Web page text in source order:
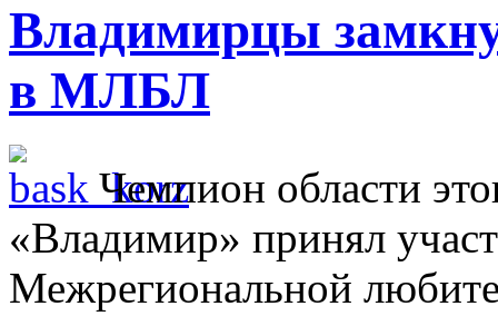
Владимирцы
в МЛБЛ
Чемпион области
«Владимир» принял
Межрегиональной